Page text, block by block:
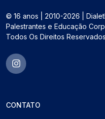
© 16 anos | 2010-2026 |
Palestrantes e Educação
Todos Os Direitos
CONTATO